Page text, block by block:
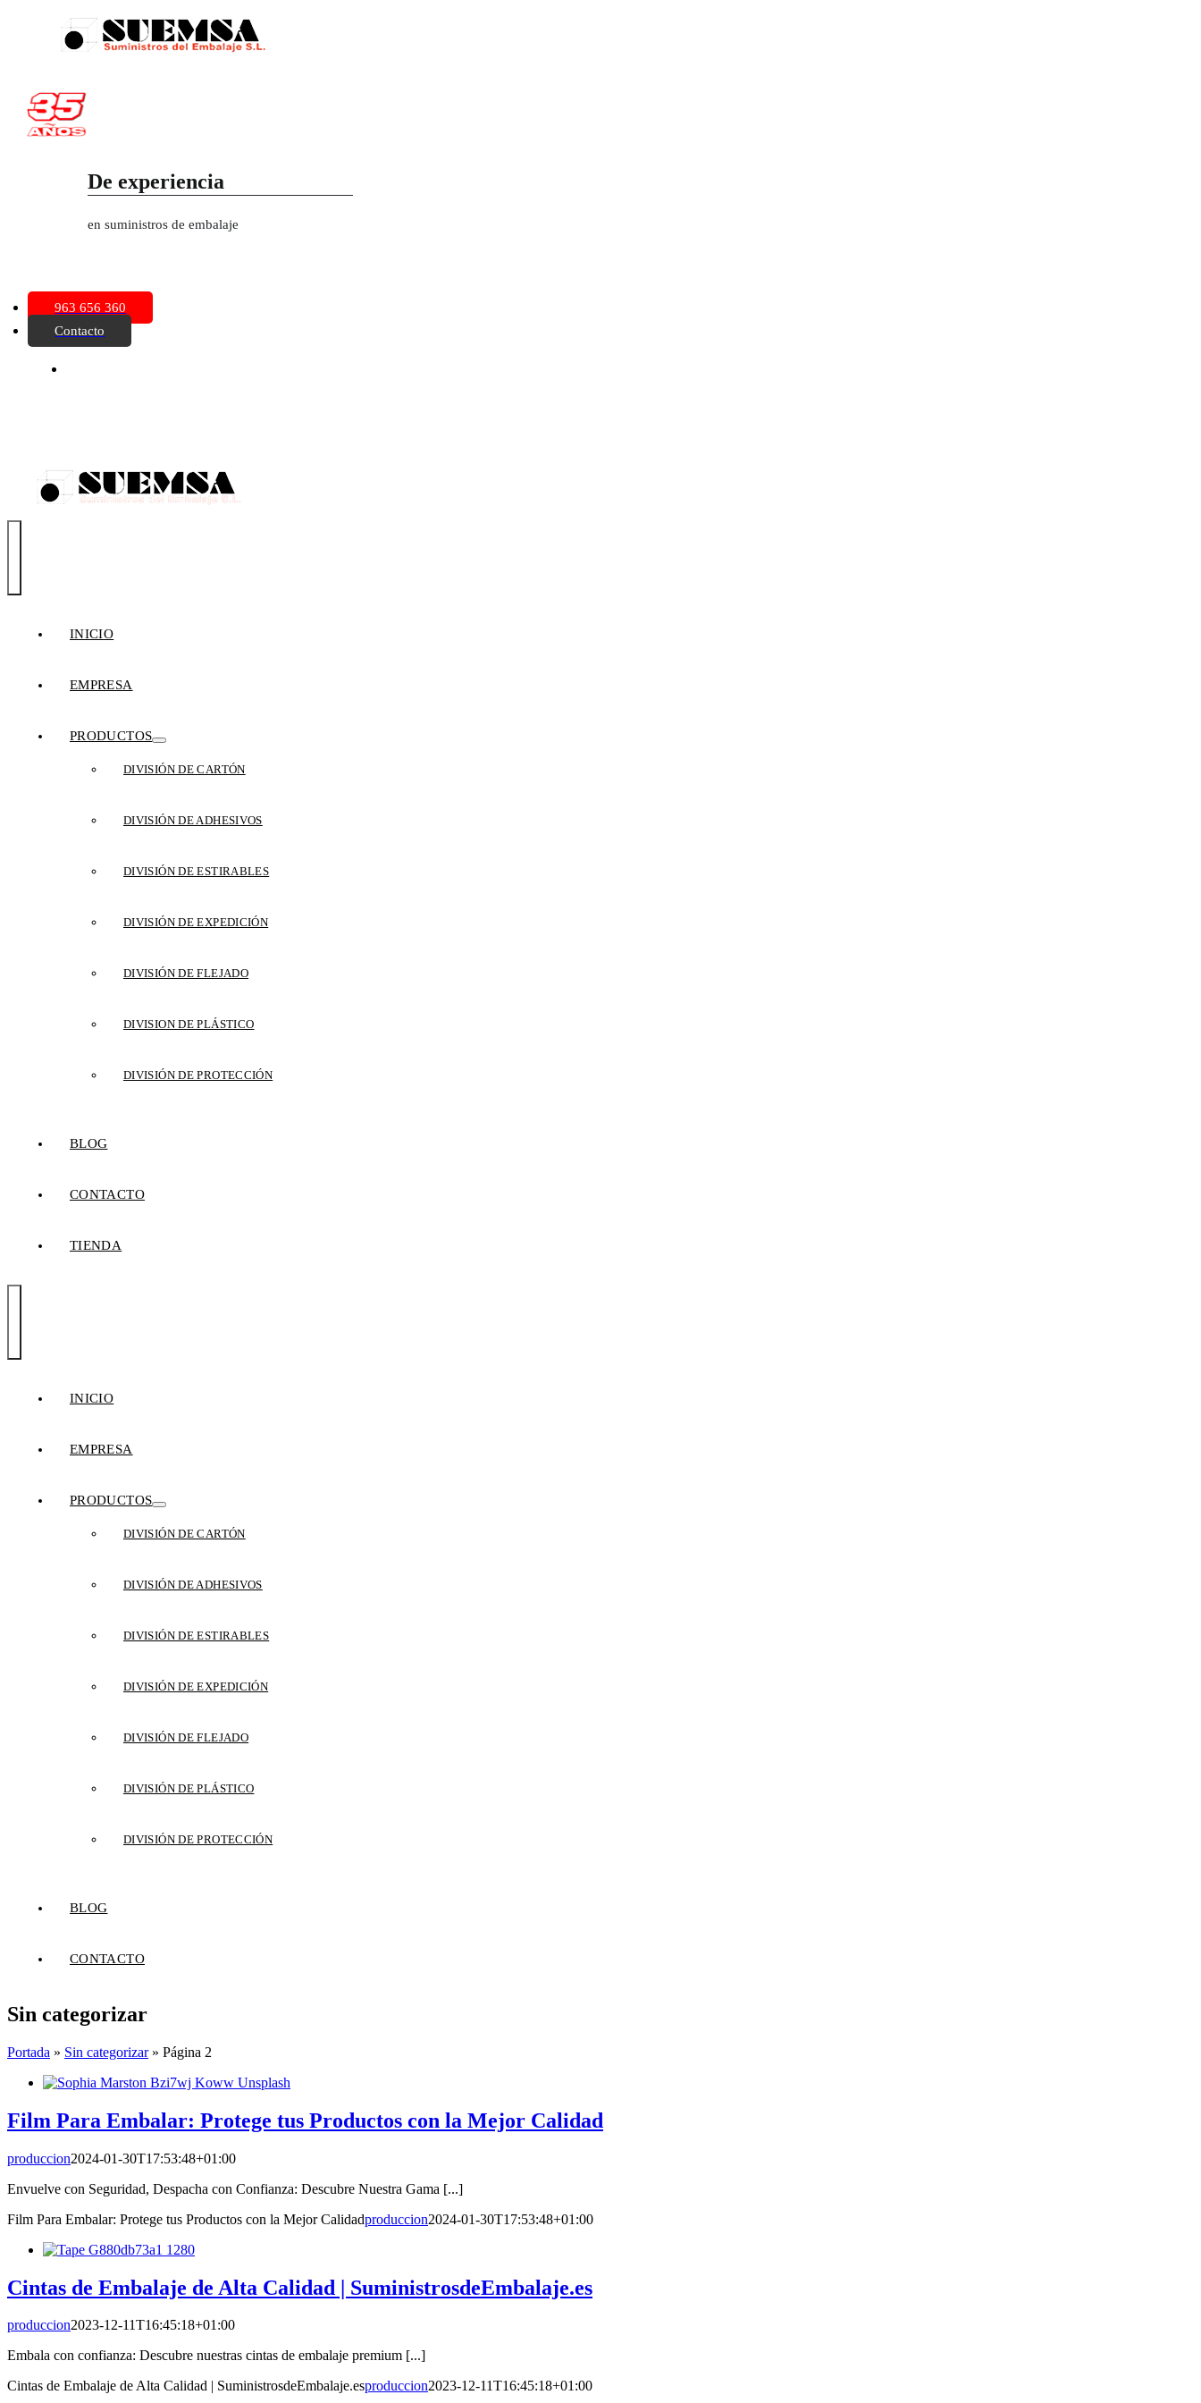
De experiencia
en suministros de embalaje
963 656 360
Contacto
Navigation
INICIO
EMPRESA
PRODUCTOS
DIVISIÓN DE CARTÓN
DIVISIÓN DE ADHESIVOS
DIVISIÓN DE ESTIRABLES
DIVISIÓN DE EXPEDICIÓN
DIVISIÓN DE FLEJADO
DIVISION DE PLÁSTICO
DIVISIÓN DE PROTECCIÓN
BLOG
CONTACTO
TIENDA
Navigation
INICIO
EMPRESA
PRODUCTOS
DIVISIÓN DE CARTÓN
DIVISIÓN DE ADHESIVOS
DIVISIÓN DE ESTIRABLES
DIVISIÓN DE EXPEDICIÓN
DIVISIÓN DE FLEJADO
DIVISIÓN DE PLÁSTICO
DIVISIÓN DE PROTECCIÓN
BLOG
CONTACTO
Sin categorizar
Portada » Sin categorizar» Página 2
Film Para Embalar: Protege tus Productos con la Mejor Calidad
produccion2024-01-30T17:53:48+01:00
Envuelve con Seguridad, Despacha con Confianza: Descubre Nuestra Gama [...]
Film Para Embalar: Protege tus Productos con la Mejor Calidadproduccion2024-01-30T17:53:48+01:00
Cintas de Embalaje de Alta Calidad | SuministrosdeEmbalaje.es
produccion2023-12-11T16:45:18+01:00
Embala con confianza: Descubre nuestras cintas de embalaje premium [...]
Cintas de Embalaje de Alta Calidad | SuministrosdeEmbalaje.esproduccion2023-12-11T16:45:18+01:00